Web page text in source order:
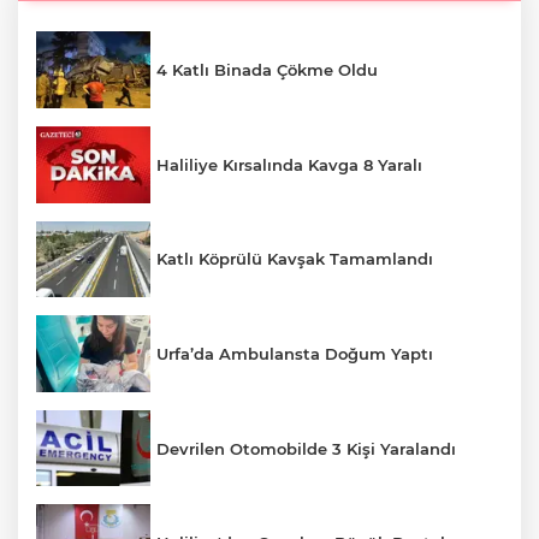
4 Katlı Binada Çökme Oldu
Haliliye Kırsalında Kavga 8 Yaralı
Katlı Köprülü Kavşak Tamamlandı
Urfa’da Ambulansta Doğum Yaptı
Devrilen Otomobilde 3 Kişi Yaralandı